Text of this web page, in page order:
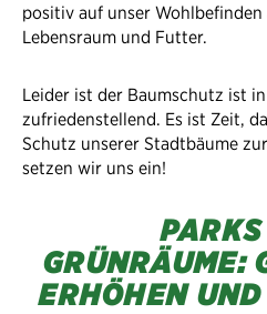
positiv auf unser Wohlbefinden
Lebensraum und Futter.
Leider ist der Baumschutz ist
zufriedenstellend. Es ist Zeit,
Schutz unserer Stadtbäume
setzen wir uns ein!
GRÜNRÄUME:
ERHÖHEN